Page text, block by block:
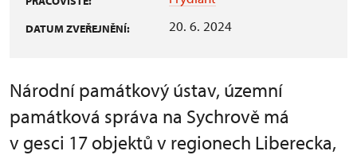
DATUM ZVEŘEJNĚNÍ: 20. 6. 2024
Národní památkový ústav, územní
památková správa na Sychrově má
v gesci 17 objektů v regionech Liberecka,